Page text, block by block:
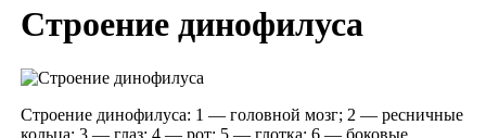
Строение динофилуса
Строение динофилуса: 1 — головной мозг; 2 — ресничные
кольца; 3 — глаз; 4 — рот; 5 — глотка; 6 — боковые